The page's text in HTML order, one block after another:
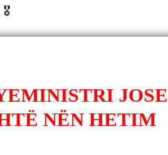
🎖
JOSE
NËN HETIM